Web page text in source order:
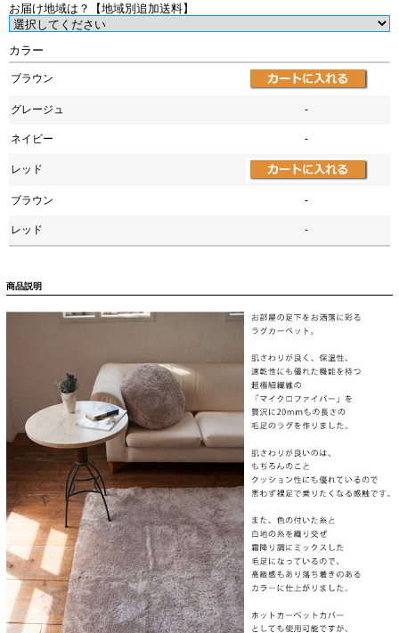
お届け地域は？【地域別追加送料】
カラー
ブラウン
グレージュ -
ネイビー -
レッド
ブラウン -
レッド -
商品説明